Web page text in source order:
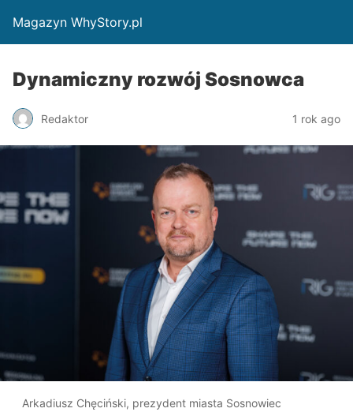
Magazyn WhyStory.pl
Dynamiczny rozwój Sosnowca
Redaktor 1 rok ago
Arkadiusz Chęciński, prezydent miasta Sosnowiec